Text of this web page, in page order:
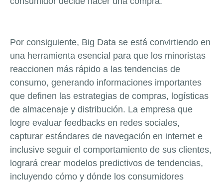
Por consiguiente, Big Data se está convirtiendo en
una herramienta esencial para que los minoristas
reaccionen más rápido a las tendencias de
consumo, generando informaciones importantes
que definen las estrategias de compras, logísticas
de almacenaje y distribución. La empresa que
logre evaluar feedbacks en redes sociales,
capturar estándares de navegación en internet e
inclusive seguir el comportamiento de sus clientes,
logrará crear modelos predictivos de tendencias,
incluyendo cómo y dónde los consumidores